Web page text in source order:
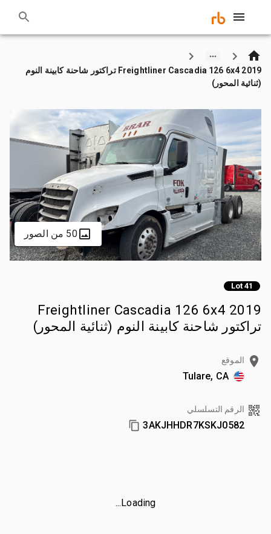
2019 Freightliner Cascadia 126 6x4 تراكتور شاحنة كابينة النوم
(ثنائية المحور)
50 من الصور
Lot 41
2019 Freightliner Cascadia 126 6x4
تراكتور شاحنة كابينة النوم (ثنائية المحور)
الموقع
Tulare, CA
الرقم التسلسلي
3AKJHHDR7KSKJ0582
Loading...